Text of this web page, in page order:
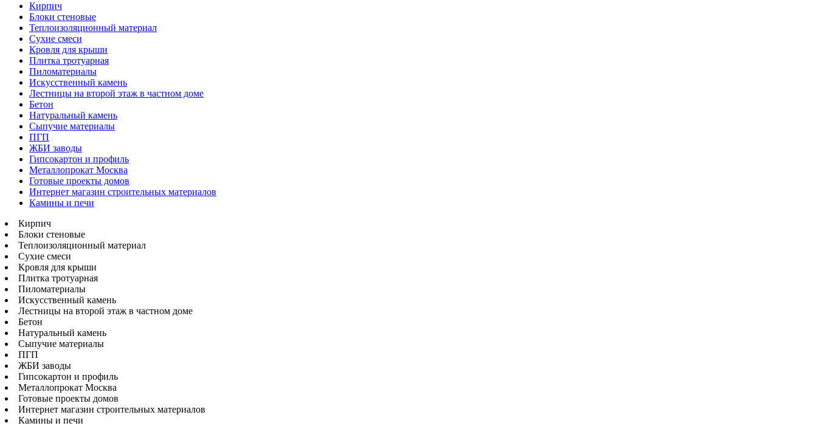
Кирпич
Блоки стеновые
Теплоизоляционный материал
Сухие смеси
Кровля для крыши
Плитка тротуарная
Пиломатериалы
Искусственный камень
Лестницы на второй этаж в частном доме
Бетон
Натуральный камень
Сыпучие материалы
ПГП
ЖБИ заводы
Гипсокартон и профиль
Металлопрокат Москва
Готовые проекты домов
Интернет магазин строительных материалов
Камины и печи
Кирпич
Блоки стеновые
Теплоизоляционный материал
Сухие смеси
Кровля для крыши
Плитка тротуарная
Пиломатериалы
Искусственный камень
Лестницы на второй этаж в частном доме
Бетон
Натуральный камень
Сыпучие материалы
ПГП
ЖБИ заводы
Гипсокартон и профиль
Металлопрокат Москва
Готовые проекты домов
Интернет магазин строительных материалов
Камины и печи